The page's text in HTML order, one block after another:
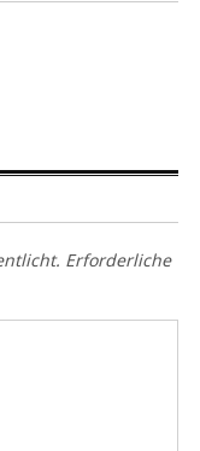
Erforderliche